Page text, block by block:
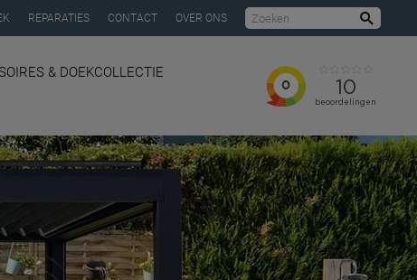
REPARATIES CONTACT OVER ONS
& DOEKCOLLECTIE